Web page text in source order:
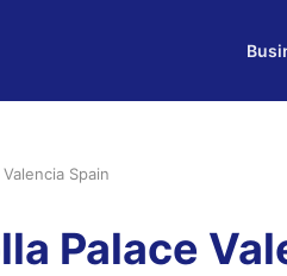
Spain
Palace